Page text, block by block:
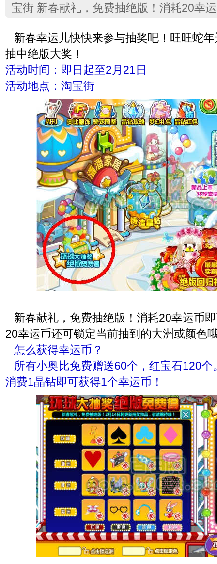
宝街 新春献礼，免费抽绝版！消耗20幸
新春幸运儿快快来参与抽奖吧！旺旺蛇
抽中绝版大奖！
活动时间：即日起至2月21日
活动地点：淘宝街
新春献礼，免费抽绝版！消耗20幸运币
20幸运币还可锁定当前抽到的大洲或颜色
怎么获得幸运币？
所有小奥比免费赠送60个，红宝石120个
消费1晶钻即可获得1个幸运币！